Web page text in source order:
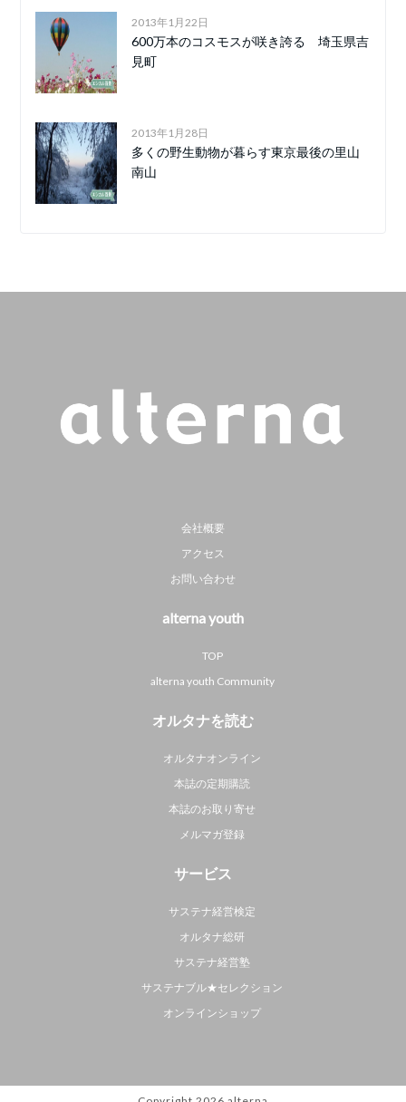
2013年1月22日
600万本のコスモスが咲き誇る 埼玉県吉
見町
2013年1月28日
多くの野生動物が暮らす東京最後の里山
南山
会社概要
アクセス
お問い合わせ
alterna youth
TOP
alterna youth Community
オルタナを読む
オルタナオンライン
本誌の定期購読
本誌のお取り寄せ
メルマガ登録
サービス
サステナ経営検定
オルタナ総研
サステナ経営塾
サステナブル★セレクション
オンラインショップ